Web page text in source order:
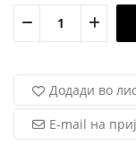
Додади во
E-mail на